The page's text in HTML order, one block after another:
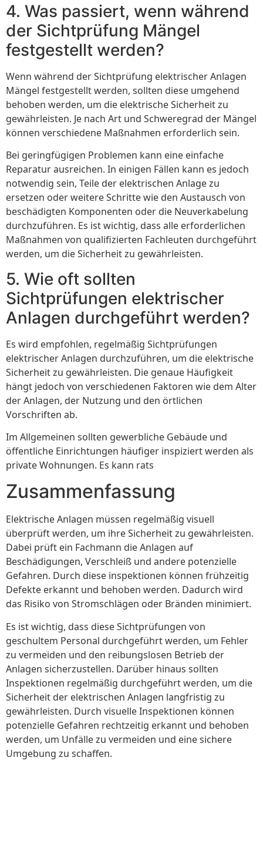
4. Was passiert, wenn während
der Sichtprüfung Mängel
festgestellt werden?
Wenn während der Sichtprüfung elektrischer Anlagen
Mängel festgestellt werden, sollten diese umgehend
behoben werden, um die elektrische Sicherheit zu
gewährleisten. Je nach Art und Schweregrad der Mängel
können verschiedene Maßnahmen erforderlich sein.
Bei geringfügigen Problemen kann eine einfache
Reparatur ausreichen. In einigen Fällen kann es jedoch
notwendig sein, Teile der elektrischen Anlage zu
ersetzen oder weitere Schritte wie den Austausch von
beschädigten Komponenten oder die Neuverkabelung
durchzuführen. Es ist wichtig, dass alle erforderlichen
Maßnahmen von qualifizierten Fachleuten durchgeführt
werden, um die Sicherheit zu gewährleisten.
5. Wie oft sollten
Sichtprüfungen elektrischer
Anlagen durchgeführt werden?
Es wird empfohlen, regelmäßig Sichtprüfungen
elektrischer Anlagen durchzuführen, um die elektrische
Sicherheit zu gewährleisten. Die genaue Häufigkeit
hängt jedoch von verschiedenen Faktoren wie dem Alter
der Anlagen, der Nutzung und den örtlichen
Vorschriften ab.
Im Allgemeinen sollten gewerbliche Gebäude und
öffentliche Einrichtungen häufiger inspiziert werden als
private Wohnungen. Es kann rats
Zusammenfassung
Elektrische Anlagen müssen regelmäßig visuell
überprüft werden, um ihre Sicherheit zu gewährleisten.
Dabei prüft ein Fachmann die Anlagen auf
Beschädigungen, Verschleiß und andere potenzielle
Gefahren. Durch diese inspektionen können frühzeitig
Defekte erkannt und behoben werden. Dadurch wird
das Risiko von Stromschlägen oder Bränden minimiert.
Es ist wichtig, dass diese Sichtprüfungen von
geschultem Personal durchgeführt werden, um Fehler
zu vermeiden und den reibungslosen Betrieb der
Anlagen sicherzustellen. Darüber hinaus sollten
Inspektionen regelmäßig durchgeführt werden, um die
Sicherheit der elektrischen Anlagen langfristig zu
gewährleisten. Durch visuelle Inspektionen können
potenzielle Gefahren rechtzeitig erkannt und behoben
werden, um Unfälle zu vermeiden und eine sichere
Umgebung zu schaffen.